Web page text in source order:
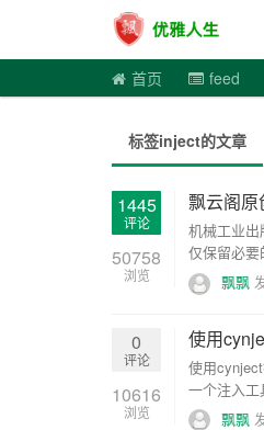
首页 feed
标签inject的文章
1445
评论
50758
浏览
飘云阁原
机械工业出
仅保留必
飘飘
0
评论
10616
浏览
使用
使用
一个注入工
飘飘